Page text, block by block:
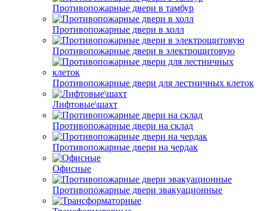
Противопожарные двери в тамбур
Противопожарные двери в холл
Противопожарные двери в электрощитовую
Противопожарные двери для лестничных клеток
Лифтовые\шахт
Противопожарные двери на склад
Противопожарные двери на чердак
Офисные
Противопожарные двери эвакуационные